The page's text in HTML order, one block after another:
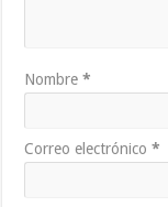
Nombre*
Correo electrónico*